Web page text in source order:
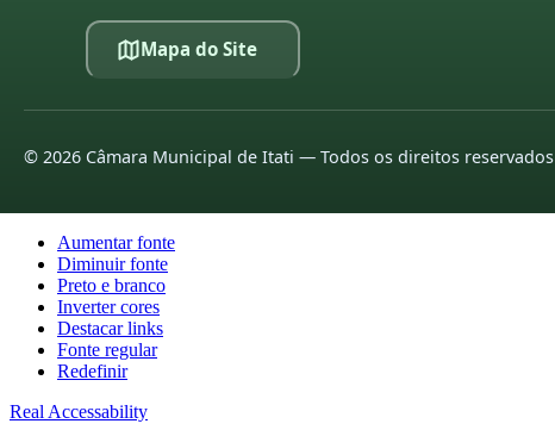
Mapa do Site
© 2026 Câmara Municipal de Itati — Todos os direitos reservados
Aumentar fonte
Diminuir fonte
Preto e branco
Inverter cores
Destacar links
Fonte regular
Redefinir
Real Accessability